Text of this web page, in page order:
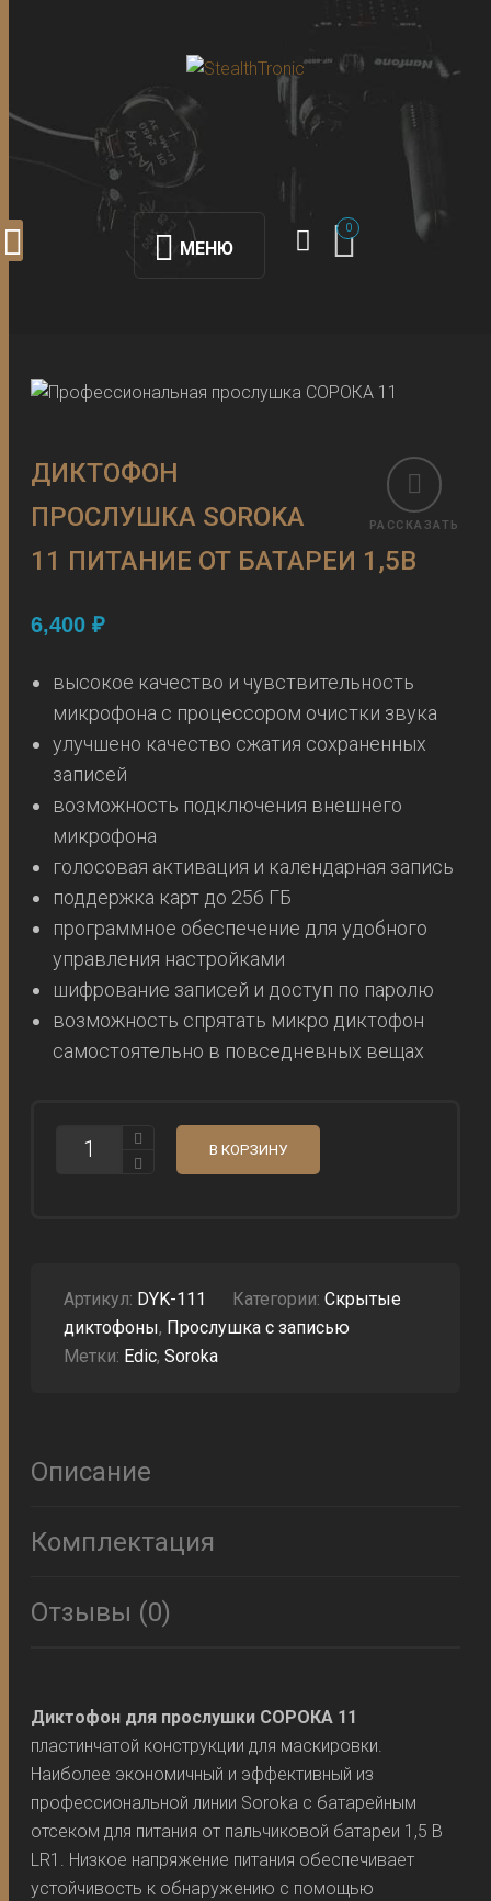
МЕНЮ
0
РАССКАЗАТЬ
ДИКТОФОН
ПРОСЛУШКА SOROKA
11 ПИТАНИЕ ОТ БАТАРЕИ 1,5В
6,400₽
высокое качество и чувствительность
микрофона с процессором очистки звука
улучшено качество сжатия сохраненных
записей
возможность подключения внешнего
микрофона
голосовая активация и календарная запись
поддержка карт до 256 ГБ
программное обеспечение для удобного
управления настройками
шифрование записей и доступ по паролю
возможность спрятать микро диктофон
самостоятельно в повседневных вещах
КОЛИЧЕСТВО
ДИКТОФОН
ПРОСЛУШКА
1,5В
В КОРЗИНУ
Артикул: DYK-111 Категории:Скрытые
диктофоны, Прослушка с записью
Метки: Edic,Soroka
Описание
Комплектация
Отзывы (0)
Диктофон для прослушки СОРОКА 11
пластинчатой конструкции для маскировки.
Наиболее экономичный и эффективный из
профессиональной линии Soroka с батарейным
отсеком для питания от пальчиковой батареи 1,5 В
LR1. Низкое напряжение питания обеспечивает
устойчивость к обнаружению с помощью